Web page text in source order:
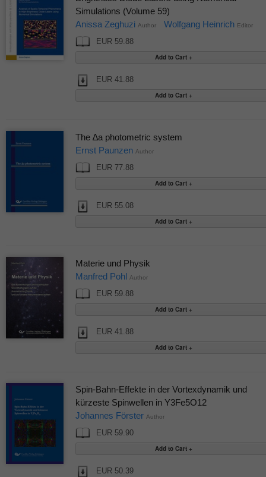
Simulations (Volume 59)
Anissa Zeghuzi Author Wolfgang Heinrich Editor
EUR 59.88
EUR 41.88
The ∆a photometric system
Ernst Paunzen Author
EUR 77.88
EUR 55.08
Materie und Physik
Manfred Pohl Author
EUR 59.88
EUR 41.88
Spin-Bahn-Effekte in der Vortexdynamik und
kürzeste Spinwellen in Y3Fe5O12
Johannes Förster Author
EUR 59.90
EUR 50.39